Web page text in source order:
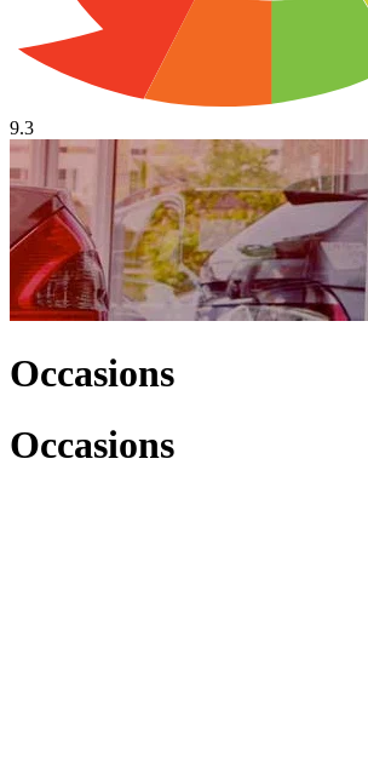
9.3
Occasions
Occasions